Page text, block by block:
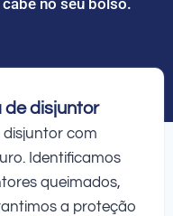
de disjuntor
com
Identificamos
queimados,
a proteção